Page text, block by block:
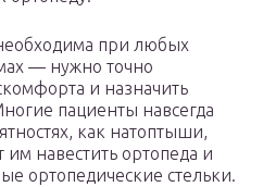
при любых
— нужно точно
и назначить
пациенты навсегда
как натоптыши,
навестить ортопеда и
ортопедические стельки.